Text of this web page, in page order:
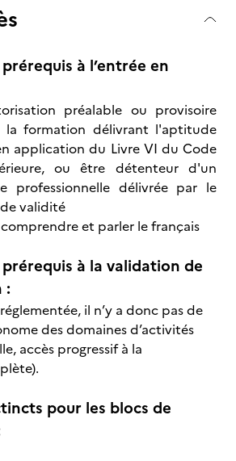
à l’entrée en
préalable ou provisoire
la formation délivrant l'aptitude
application du Livre VI du Code
ou être détenteur d'un
professionnelle délivrée par le
validité
et parler le français
à la validation de
:
il n’y a donc pas de
des domaines d’activités
accès progressif à la
pour les blocs de